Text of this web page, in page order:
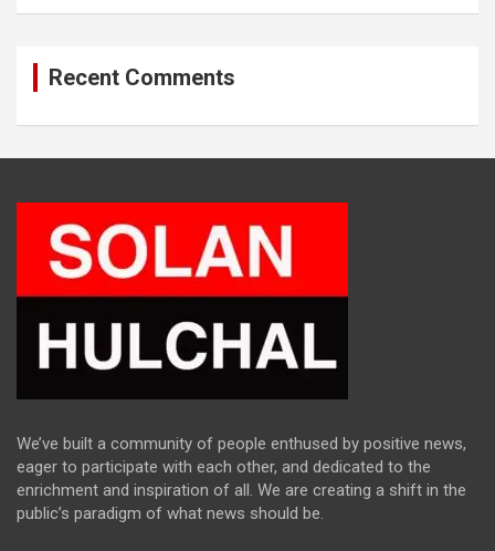
Recent Comments
We’ve built a community of people enthused by positive news,
eager to participate with each other, and dedicated to the
enrichment and inspiration of all. We are creating a shift in the
public’s paradigm of what news should be.